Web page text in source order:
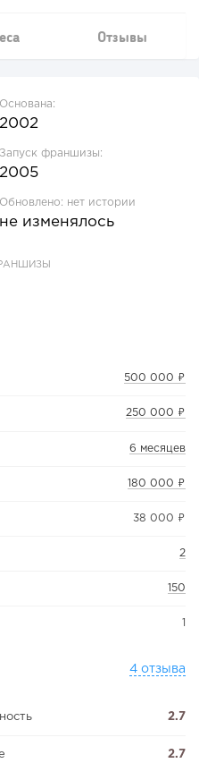
Отзывы
Основана:
2002
Запуск франшизы:
2005
Обновлено: нет истории
не изменялось
500 000 ₽
250 000 ₽
6 месяцев
180 000 ₽
38 000 ₽
2
150
1
4 отзыва
2.7
2.7